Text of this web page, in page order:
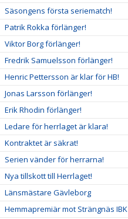
Säsongens första seriematch!
Patrik Rokka förlänger!
Viktor Borg förlänger!
Fredrik Samuelsson förlänger!
Henric Pettersson är klar för HB!
Jonas Larsson förlänger!
Erik Rhodin förlänger!
Ledare för herrlaget är klara!
Kontraktet är säkrat!
Serien vänder för herrarna!
Nya tillskott till Herrlaget!
Länsmästare Gävleborg
Hemmapremiär mot Strängnäs IBK